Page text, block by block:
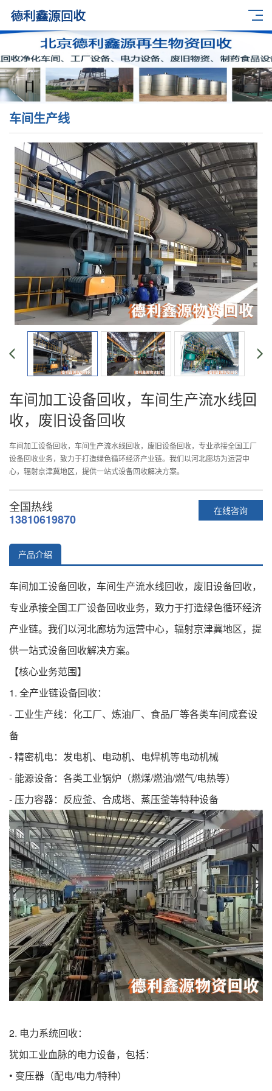
车间生产线
车间加工设备回收，车间生产流水线回
收，废旧设备回收
车间加工设备回收，车间生产流水线回收，废旧设备回收，专业承接全国工厂
设备回收业务，致力于打造绿色循环经济产业链。我们以河北廊坊为运营中
心，辐射京津冀地区，提供一站式设备回收解决方案。
在线咨询
全国热线
13810619870
产品介绍
车间加工设备回收，车间生产流水线回收，废旧设备回收，
专业承接全国工厂设备回收业务，致力于打造绿色循环经济
产业链。我们以河北廊坊为运营中心，辐射京津冀地区，提
供一站式设备回收解决方案。
【核心业务范围】
1. 全产业链设备回收：
- 工业生产线：化工厂、炼油厂、食品厂等各类车间成套设
备
- 精密机电：发电机、电动机、电焊机等电动机械
- 能源设备：各类工业锅炉（燃煤/燃油/燃气/电热等）
- 压力容器：反应釜、合成塔、蒸压釜等特种设备
2. 电力系统回收：
犹如工业血脉的电力设备，包括：
• 变压器（配电/电力/特种）